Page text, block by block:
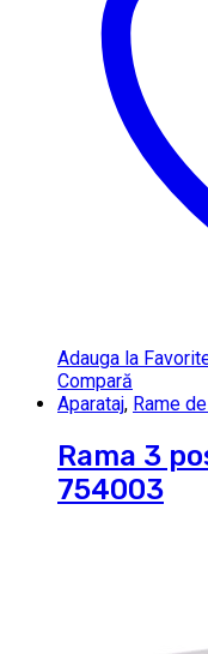
Adauga la
Compară
Aparataj, Rame
Rama 3
754003